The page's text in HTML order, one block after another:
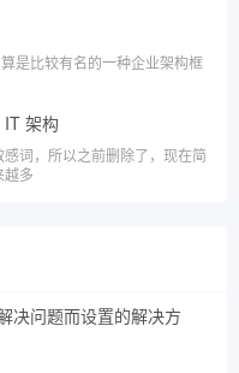
是比较有名的一种企业架构框
架构
词，所以之前删除了，现在简
越多
决问题而设置的解决方